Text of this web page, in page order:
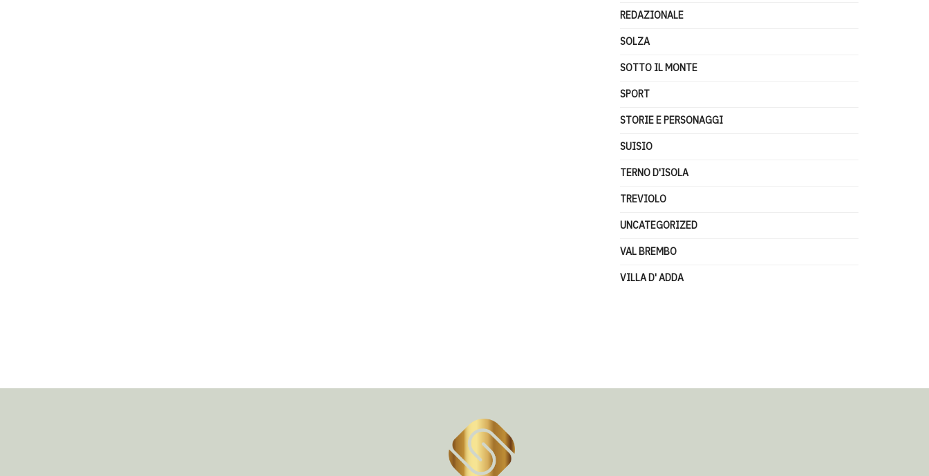
REDAZIONALE
SOLZA
SOTTO IL MONTE
SPORT
STORIE E PERSONAGGI
SUISIO
TERNO D'ISOLA
TREVIOLO
UNCATEGORIZED
VAL BREMBO
VILLA D' ADDA